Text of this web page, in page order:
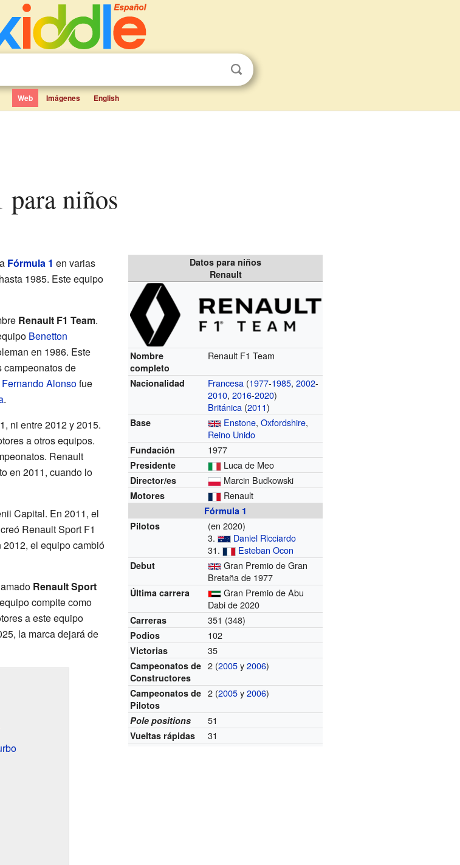
Web Imágenes English
para niños
Datos para niños
Renault
Nombre
completo
Renault F1 Team
Nacionalidad Francesa (1977-1985,2002-
2010,2016-2020)
Británica (2011)
Base Enstone,Oxfordshire,
Reino Unido
Fundación 1977
Presidente Luca de Meo
Director/es Marcin Budkowski
Motores Renault
Fórmula 1
Pilotos
(en 2020)
3.
Daniel Ricciardo
31.
Esteban Ocon
Debut
Gran Premio de Gran
Bretaña de 1977
Última carrera
Gran Premio de Abu
Dabi de 2020
Carreras 351 (348)
Podios 102
Victorias 35
Campeonatos de
Constructores
2 (2005y2006)
Campeonatos de
Pilotos
2 (2005y2006)
Pole positions 51
Vueltas rápidas 31
Fórmula 1 en varias
1985. Este equipo
Renault F1 Team.
Benetton
en 1986. Este
campeonatos de
Fernando Alonsofue
.
ni entre 2012 y 2015.
a otros equipos.
Renault
en 2011, cuando lo
Capital. En 2011, el
Renault Sport F1
el equipo cambió
Renault Sport
compite como
a este equipo
la marca dejará de